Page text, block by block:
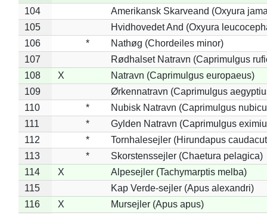
104
Amerikansk Skarveand (Oxyura
105
Hvidhovedet And (Oxyura
106
*
Nathøg (Chordeiles minor)
107
Rødhalset Natravn (Caprimulgus
108
X
Natravn (Caprimulgus europaeus)
109
Ørkennatravn (Caprimulgus
110
*
Nubisk Natravn (Caprimulgus
111
*
Gylden Natravn (Caprimulgus
112
*
Tornhalesejler (Hirundapus
113
*
Skorstenssejler (Chaetura pelagica)
114
X
Alpesejler (Tachymarptis melba)
115
Kap Verde-sejler (Apus alexandri)
116
X
Mursejler (Apus apus)